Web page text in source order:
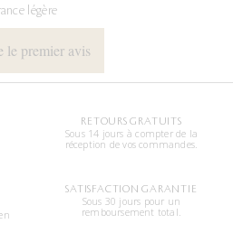
légère
le premier avis
RETOURS GRATUITS
Sous 14 jours à compter de la
réception de vos commandes.
SATISFACTION GARANTIE
Sous 30 jours pour un
remboursement total.